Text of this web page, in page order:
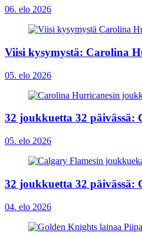
06. elo 2026
Viisi kysymystä: Carolina
05. elo 2026
32 joukkuetta 32 päivässä:
05. elo 2026
32 joukkuetta 32 päivässä:
04. elo 2026